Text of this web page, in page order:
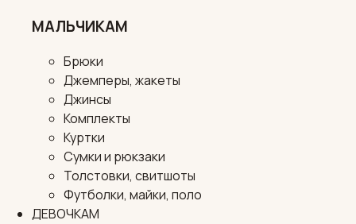
МАЛЬЧИКАМ
Брюки
Джемперы, жакеты
Джинсы
Комплекты
Куртки
Сумки и рюкзаки
Толстовки, свитшоты
Футболки, майки, поло
ДЕВОЧКАМ